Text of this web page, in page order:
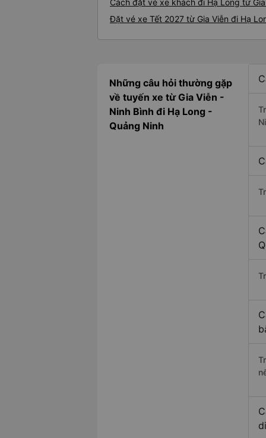
Cách đặt vé xe khách đi Hạ Long từ
Đặt vé xe Tết 2027 từ Gia Viễn đi Hạ
Những câu hỏi thường gặp
về tuyến xe từ Gia Viễn -
Ninh Bình đi Hạ Long -
Quảng Ninh